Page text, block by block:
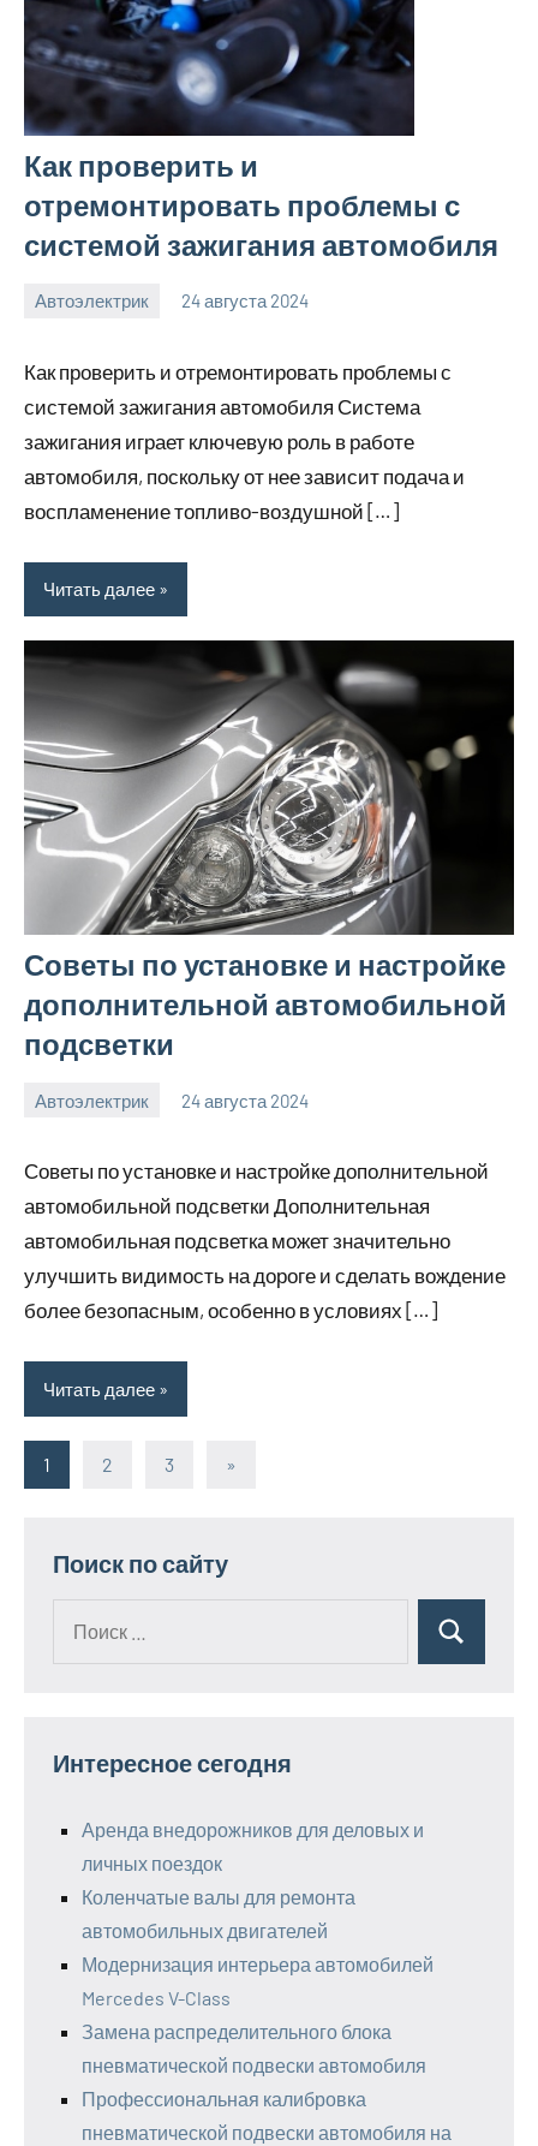
Как проверить и
отремонтировать проблемы с
системой зажигания автомобиля
Автоэлектрик 24 августа 2024
Как проверить и отремонтировать проблемы с
системой зажигания автомобиля Система
зажигания играет ключевую роль в работе
автомобиля, поскольку от нее зависит подача и
воспламенение топливо-воздушной […]
Читать далее
Советы по установке и настройке
дополнительной автомобильной
подсветки
Автоэлектрик 24 августа 2024
Советы по установке и настройке дополнительной
автомобильной подсветки Дополнительная
автомобильная подсветка может значительно
улучшить видимость на дороге и сделать вождение
более безопасным, особенно в условиях […]
Читать далее
Пагинация
1 2 3
Следующие
»
Поиск по сайту
Поиск
Интересное сегодня
Аренда внедорожников для деловых и
личных поездок
Коленчатые валы для ремонта
автомобильных двигателей
Модернизация интерьера автомобилей
Mercedes V-Class
Замена распределительного блока
пневматической подвески автомобиля
Профессиональная калибровка
пневматической подвески автомобиля на